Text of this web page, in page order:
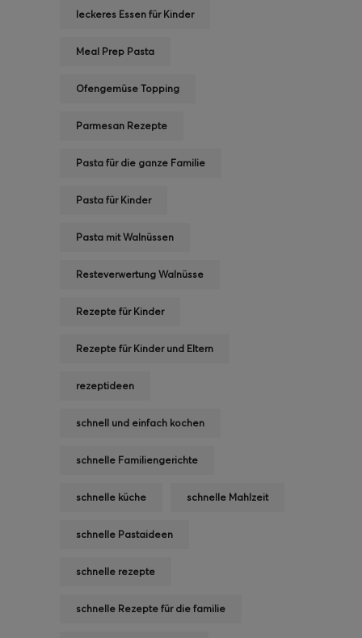
leckeres Essen für Kinder
Meal Prep Pasta
Ofengemüse Topping
Parmesan Rezepte
Pasta für die ganze Familie
Pasta für Kinder
Pasta mit Walnüssen
Resteverwertung Walnüsse
Rezepte für Kinder
Rezepte für Kinder und Eltern
rezeptideen
schnell und einfach kochen
schnelle Familiengerichte
schnelle küche schnelle Mahlzeit
schnelle Pastaideen
schnelle rezepte
schnelle Rezepte für die familie